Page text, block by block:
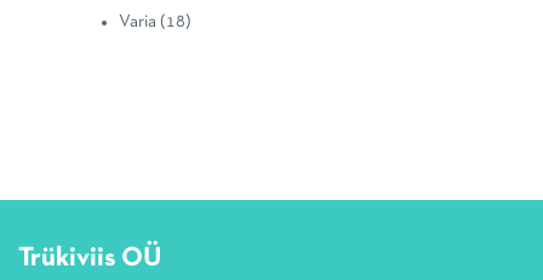
Varia (18)
Trükiviis OÜ